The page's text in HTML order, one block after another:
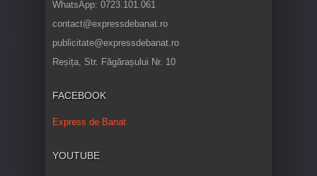
WhatsApp: 0723.101.061
contact@expressdebanat.ro
publicitate@expressdebanat.ro
Reșița, Str. Făgărașului Nr. 10
FACEBOOK
Express de Banat
YOUTUBE